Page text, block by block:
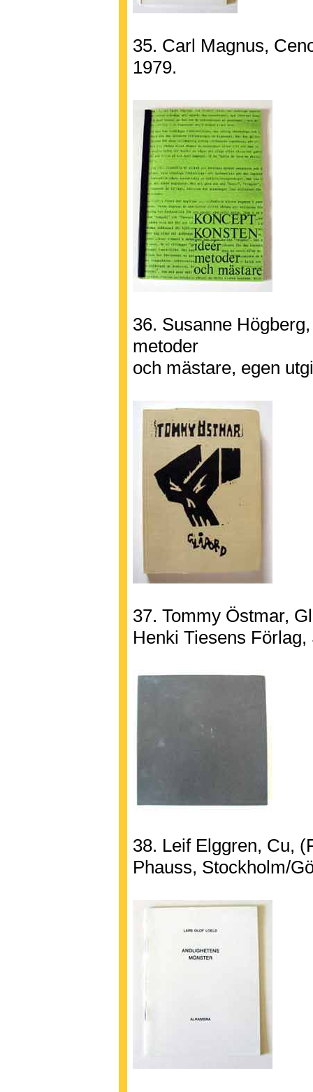
35. Carl Magnus,
1979.
36. Susanne
metoder
och mästare, egen
37. Tommy Östmar,
Henki Tiesens
38. Leif Elggren, Cu,
Phauss, Stockholm/